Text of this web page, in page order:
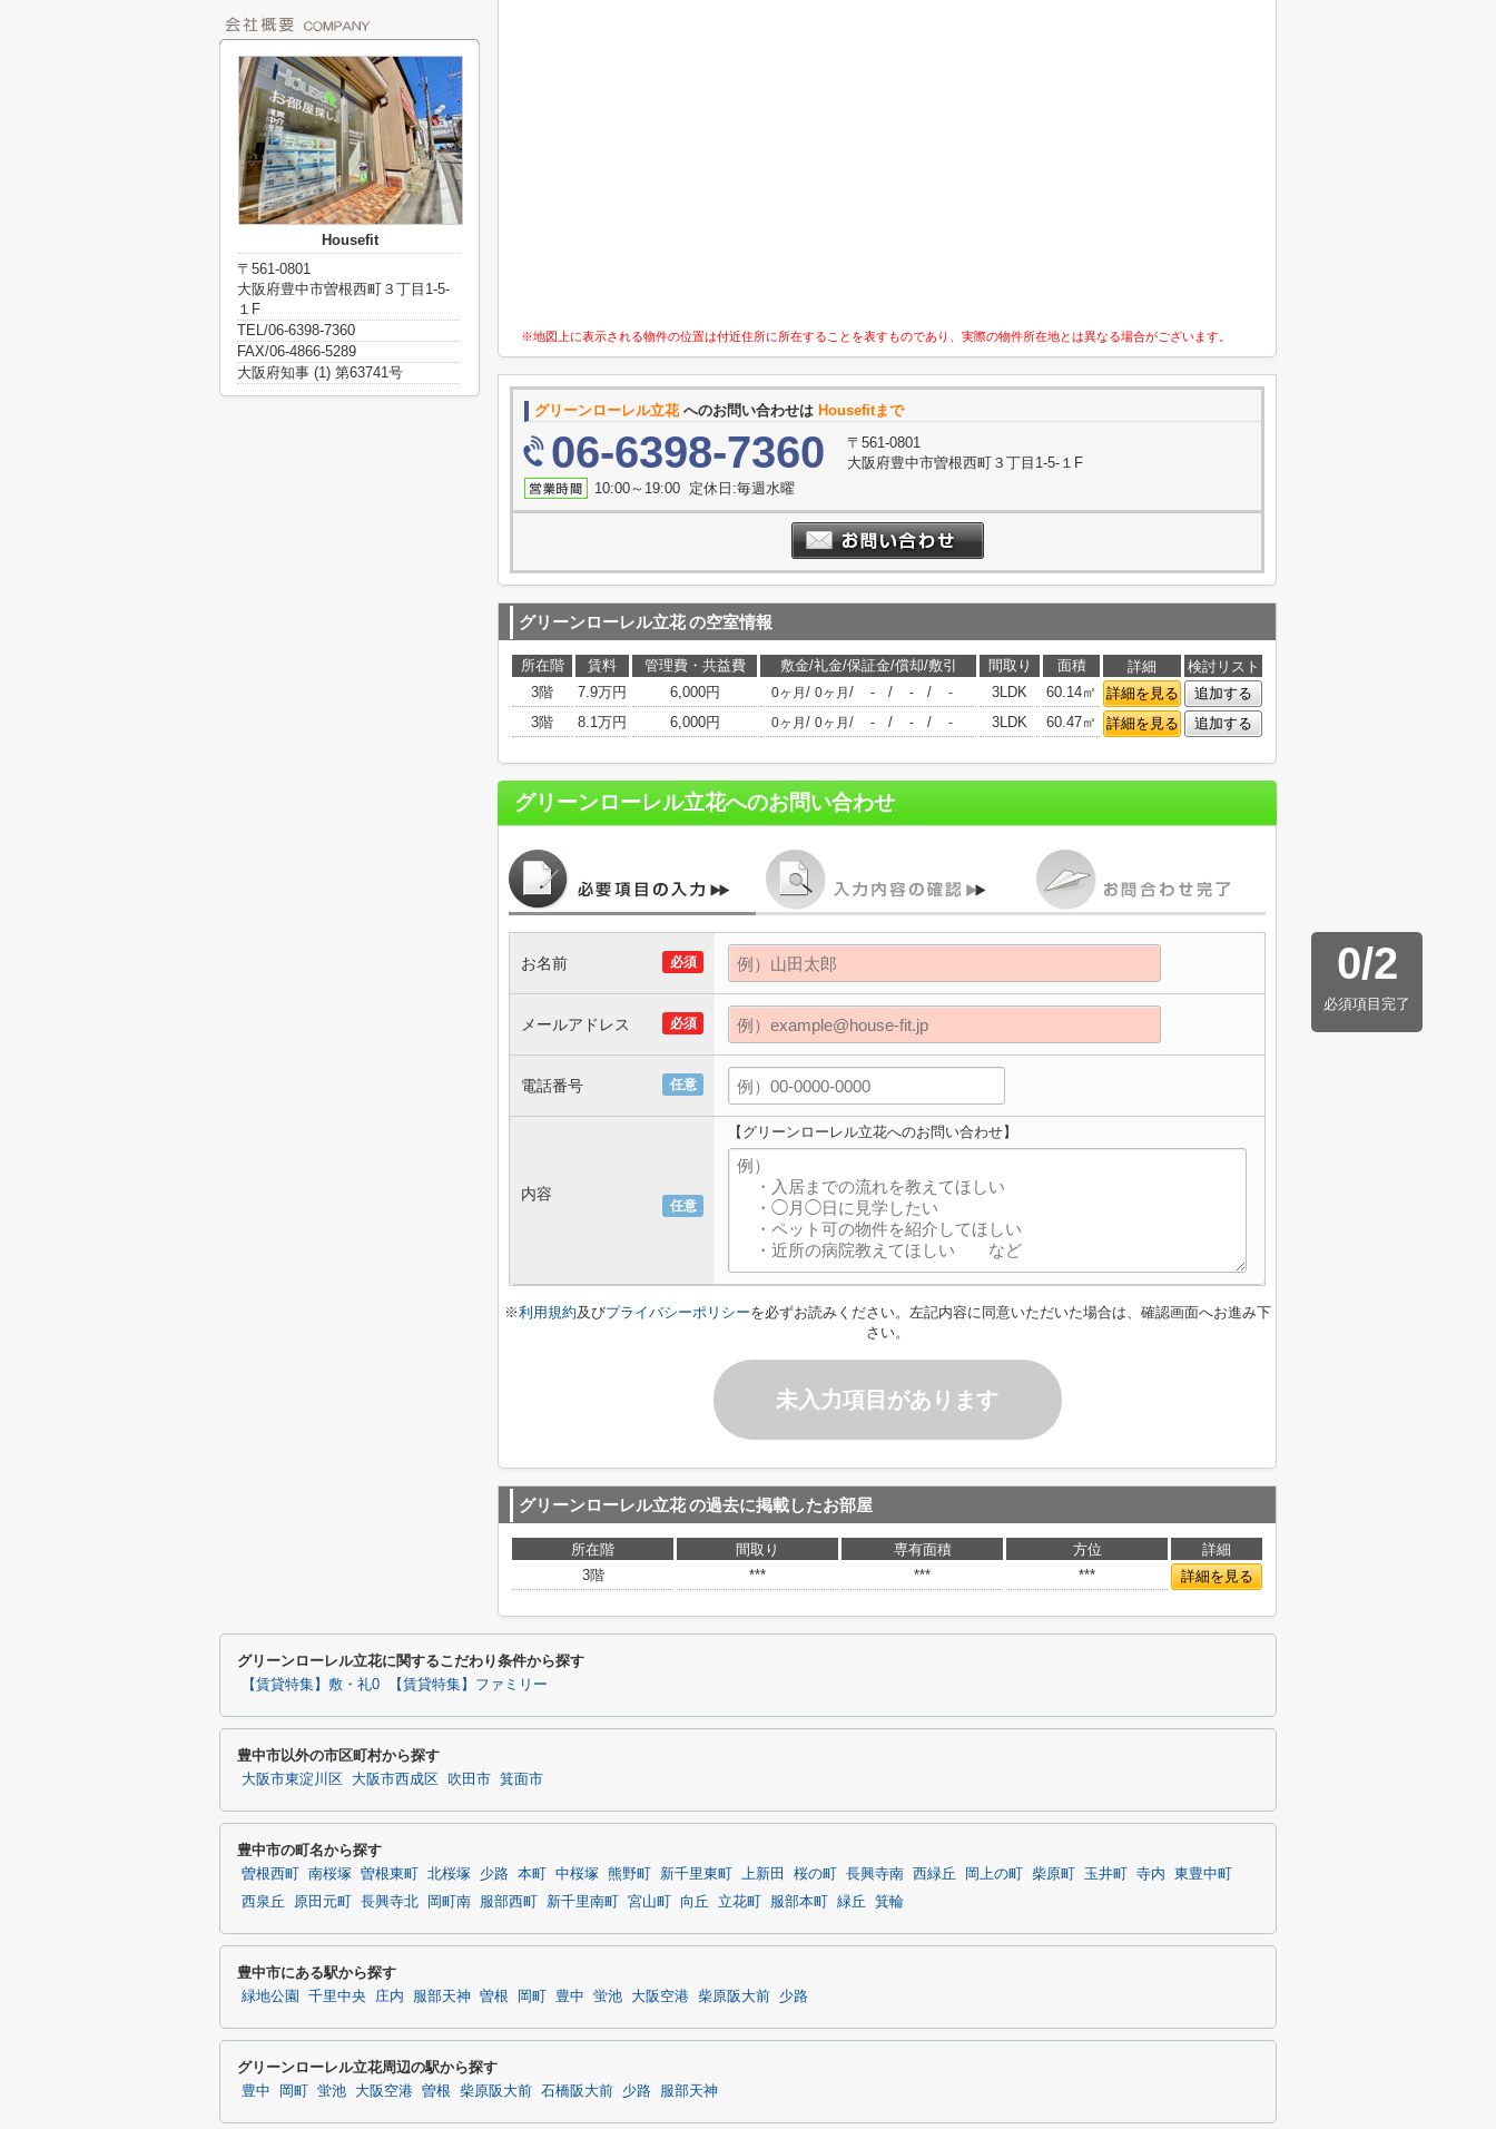
※地図上に表示される物件の位置は付近住所に所在することを表すものであり、実際の物件所在地とは異なる場合がございます。
グリーンローレル立花へのお問い合わせは Housefitまで
06-6398-7360
〒561-0801
大阪府豊中市曽根西町３丁目1-5-１F
10:00～19:00 定休日:毎週水曜
グリーンローレル立花の空室情報
所在階 賃料 管理費・共益費 敷金/礼金/保証金/償却/敷引 間取り 面積 詳細
検討リスト
3階
7.9万円 6,000円 0ヶ月 / 0ヶ月 / - / - / - 3LDK 60.14㎡ 詳細を見る
追加する
3階
8.1万円 6,000円 0ヶ月 / 0ヶ月 / - / - / - 3LDK 60.47㎡ 詳細を見る 追加する
グリーンローレル立花へのお問い合わせ
0/2
必須項目完了
必須
お名前
必須
メールアドレス
任意
電話番号
任意
内容
【グリーンローレル立花へのお問い合わせ】
※利用規約及びプライバシーポリシーを必ずお読みください。左記内容に同意いただいた場合は、確認画面へお進み下
さい。
未入力項目があります
グリーンローレル立花の過去に掲載したお部屋
所在階 間取り 専有面積 方位
詳細
3階
*** *** *** 詳細を見る
Housefit
〒561-0801
大阪府豊中市曽根西町３丁目1-5-
１F
TEL/06-6398-7360
FAX/06-4866-5289
大阪府知事 (1) 第63741号
グリーンローレル立花に関するこだわり条件から探す
【賃貸特集】敷・礼0 【賃貸特集】ファミリー
豊中市以外の市区町村から探す
大阪市東淀川区 大阪市西成区 吹田市 箕面市
豊中市の町名から探す
曽根西町 南桜塚 曽根東町 北桜塚 少路 本町 中桜塚 熊野町 新千里東町 上新田 桜の町 長興寺南 西緑丘 岡上の町 柴原町 玉井町 寺内
東豊中町
西泉丘
原田元町 長興寺北 岡町南 服部西町 新千里南町 宮山町 向丘 立花町 服部本町 緑丘 箕輪
豊中市にある駅から探す
緑地公園 千里中央 庄内 服部天神 曽根 岡町 豊中 蛍池 大阪空港 柴原阪大前 少路
グリーンローレル立花周辺の駅から探す
豊中 岡町 蛍池 大阪空港 曽根 柴原阪大前 石橋阪大前 少路 服部天神